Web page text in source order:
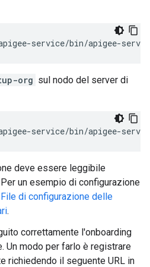
service/bin/apigee-
org sul nodo del server di
service/bin/apigee-
deve essere leggibile
un esempio di configurazione
File di configurazione delle
.
correttamente l'onboarding
Un modo per farlo è registrare
richiedendo il seguente URL in